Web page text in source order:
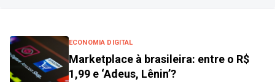
ECONOMIA DIGITAL
Marketplace à brasileira: entre o R$
1,99 e ‘Adeus, Lênin’?